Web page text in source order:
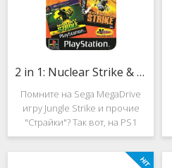
Средневековья с
2 in 1: Nuclear Strike & Soviet Strike
Помните на Sega MegaDrive
игру Jungle Strike и прочие
"Страйки"? Так вот, на PS1
данная серия продолжила
своё существование. Вышло
ещё 2 "Страйка", где мы всё